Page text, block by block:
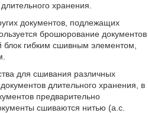
хранения.
документов, подлежащих
брошюрование документов
гибким сшивным элементом,
для сшивания различных
длительного хранения, в
предварительно
сшиваются нитью (а.с.